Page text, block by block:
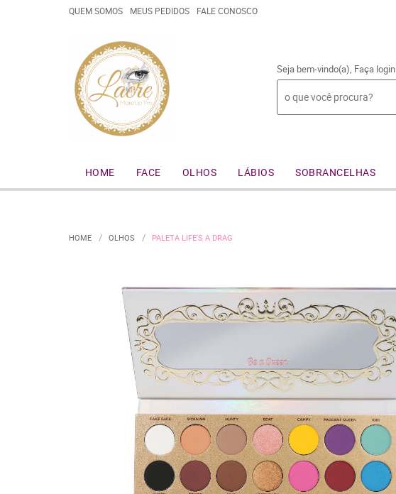
QUEM SOMOS MEUS PEDIDOS FALE CONOSCO
Seja bem-vindo(a), Faça login
HOME FACE OLHOS LÁBIOS SOBRANCELHAS
HOME OLHOS PALETA LIFE'S A DRAG